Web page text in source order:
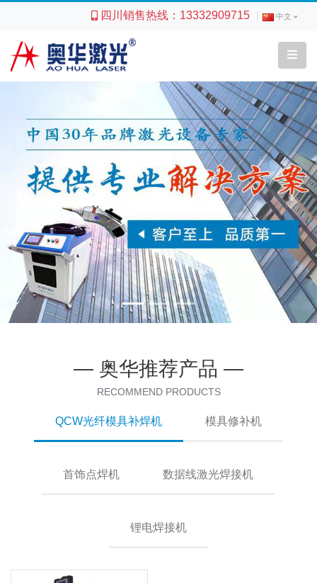
四川销售热线： 13332909715 中文
Next
— 奥华推荐产品 —
RECOMMEND PRODUCTS
QCW光纤模具补焊机 模具修补机
首饰点焊机 数据线激光焊接机
锂电焊接机